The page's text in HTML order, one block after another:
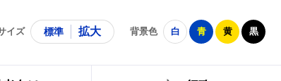
イズ 標準 拡大 背景色 白 青 黄 黒